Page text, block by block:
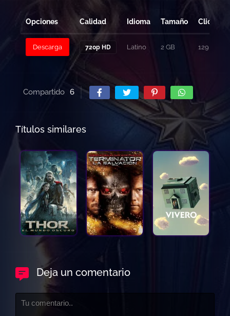
Opciones Calidad Idioma Tamaño Clicks
Descarga 720p HD Latino 2 GB 129
Compartido 6
Títulos similares
Deja un comentario